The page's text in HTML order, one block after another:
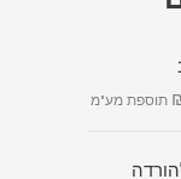
תוספת מע"מ